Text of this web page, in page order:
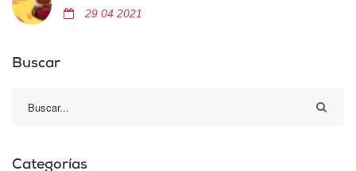
29 04 2021
Buscar
Categorías